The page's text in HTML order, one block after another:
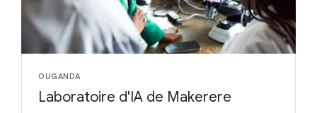
OUGANDA
Laboratoire d'IA de Makerere